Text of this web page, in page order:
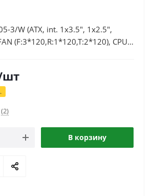
3/W (ATX, int. 1x3.5", 1x2.5",
(F:3*120,R:1*120,T:2*120), CPU
(2)
В корзину